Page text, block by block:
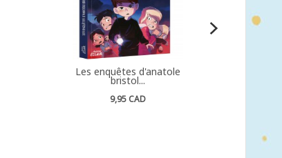
Les enquêtes d'anatole
bristol...
9,95 CAD